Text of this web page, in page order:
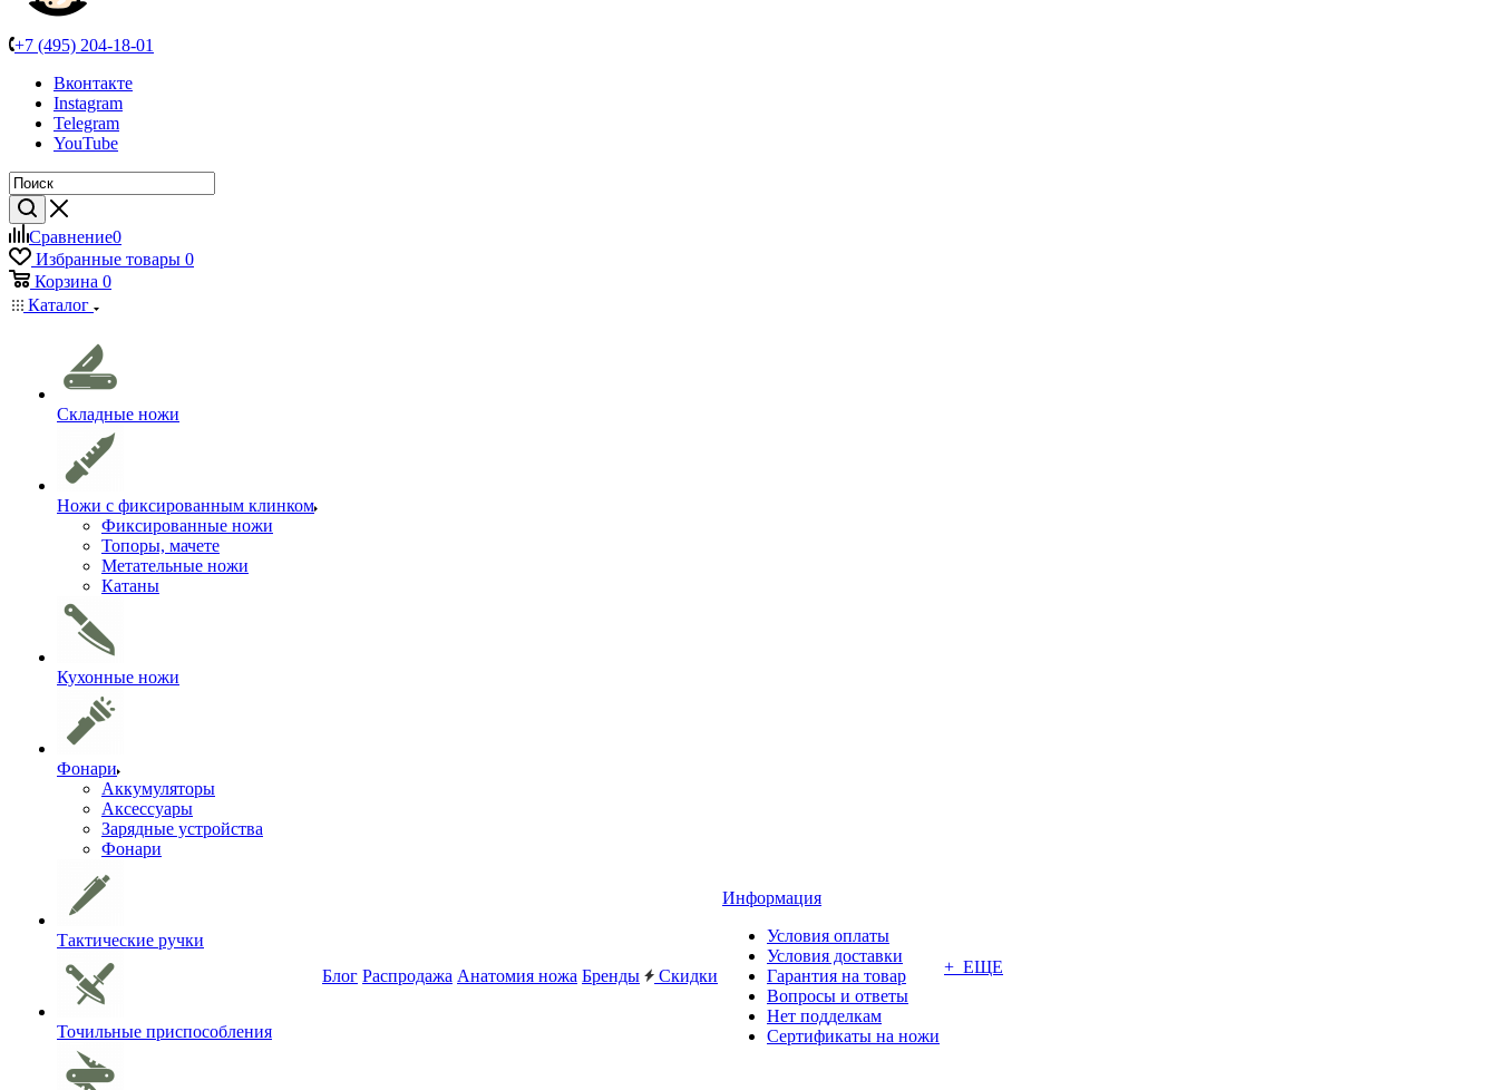
+7 (495) 204-18-01
Вконтакте
Instagram
Telegram
YouTube
Сравнение0
Избранные товары 0
Корзина 0
Каталог
Складные ножи
Ножи с фиксированным клинком
Фиксированные ножи
Топоры, мачете
Метательные ножи
Катаны
Кухонные ножи
Фонари
Аккумуляторы
Аксессуары
Зарядные устройства
Фонари
Тактические ручки
Точильные приспособления
Блог Распродажа Анатомия ножа Бренды Скидки
Информация
Условия оплаты
Условия доставки
Гарантия на товар
Вопросы и ответы
Нет подделкам
Сертификаты на ножи
+ ЕЩЕ